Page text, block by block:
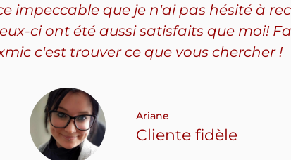
impeccable que je n'ai pas hésité à
ci ont été aussi satisfaits que moi!
c'est trouver ce que vous chercher !
Ariane
Cliente fidèle